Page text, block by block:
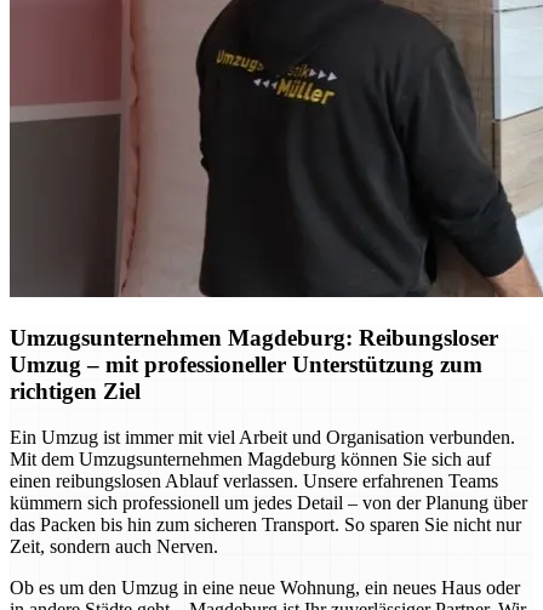
Umzugsunternehmen Magdeburg: Reibungsloser
Umzug – mit professioneller Unterstützung zum
richtigen Ziel
Ein Umzug ist immer mit viel Arbeit und Organisation verbunden.
Mit dem Umzugsunternehmen Magdeburg können Sie sich auf
einen reibungslosen Ablauf verlassen. Unsere erfahrenen Teams
kümmern sich professionell um jedes Detail – von der Planung über
das Packen bis hin zum sicheren Transport. So sparen Sie nicht nur
Zeit, sondern auch Nerven.
Ob es um den Umzug in eine neue Wohnung, ein neues Haus oder